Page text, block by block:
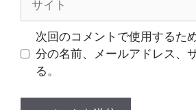
次回のコメントで使用するた
分の名前、メールアドレス、
る。